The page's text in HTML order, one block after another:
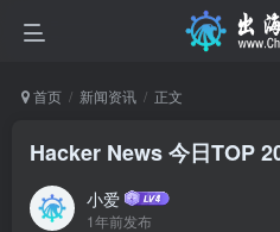
首页 新闻资讯 正文
Hacker News 今日TOP
小爱
1年前发布